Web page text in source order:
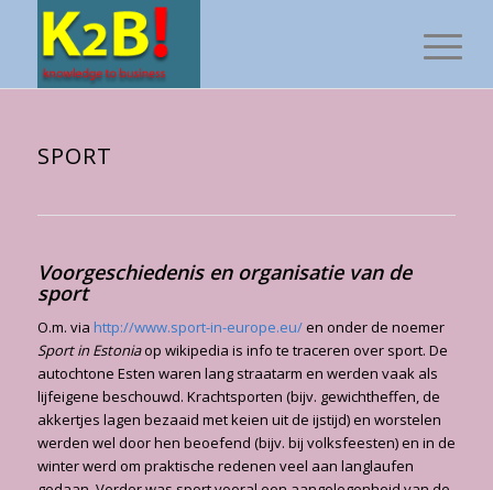
SPORT
Voorgeschiedenis en organisatie van de
sport
O.m. via http://www.sport-in-europe.eu/en onder de noemer
Sport in Estoniaop wikipedia is info te traceren over sport. De
autochtone Esten waren lang straatarm en werden vaak als
lijfeigene beschouwd. Krachtsporten (bijv. gewichtheffen, de
akkertjes lagen bezaaid met keien uit de ijstijd) en worstelen
werden wel door hen beoefend (bijv. bij volksfeesten) en in de
winter werd om praktische redenen veel aan langlaufen